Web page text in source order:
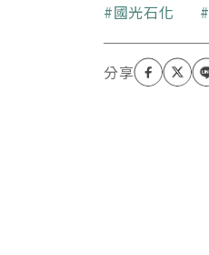
國光石化